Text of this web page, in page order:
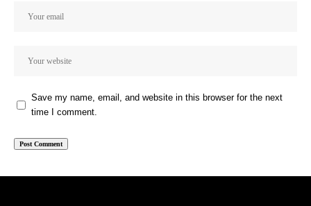
Save my name, email, and website in this browser for the next
time I comment.